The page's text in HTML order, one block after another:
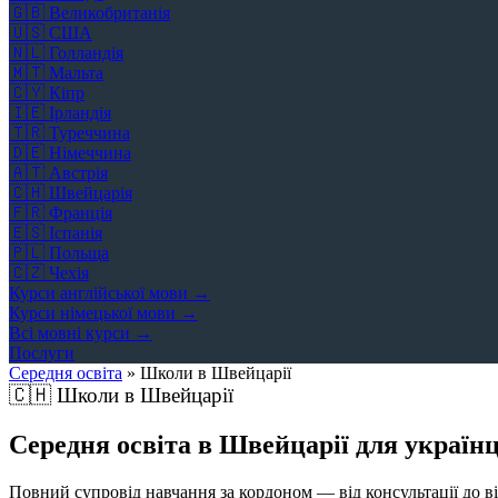
🇬🇧 Великобританія
🇺🇸 США
🇳🇱 Голландія
🇲🇹 Мальта
🇨🇾 Кіпр
🇮🇪 Ірландія
🇹🇷 Туреччина
🇩🇪 Німеччина
🇦🇹 Австрія
🇨🇭 Швейцарія
🇫🇷 Франція
🇪🇸 Іспанія
🇵🇱 Польща
🇨🇿 Чехія
Курси англійської мови →
Курси німецької мови →
Всі мовні курси →
Послуги
Середня освіта » Школи в Швейцарії
🇨🇭Школи в Швейцарії
Середня освіта в Швейцарії для
Повний супровід навчання за кордоном — від консультації до